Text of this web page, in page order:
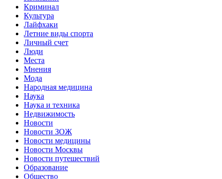
Криминал
Культура
Лайфхаки
Летние виды спорта
Личный счет
Люди
Места
Мнения
Мода
Народная медицина
Наука
Наука и техника
Недвижимость
Новости
Новости ЗОЖ
Новости медицины
Новости Москвы
Новости путешествий
Образование
Общество